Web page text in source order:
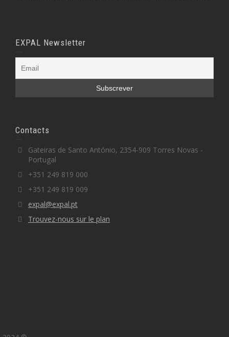
EXPAL Newsletter
Contacts
Gateiras de Santo António, 2354-909 Torres Novas -
Portugal
+351 249 819 000
+351 249 819 009
expal@expal.pt
Trouvez-nous sur le plan